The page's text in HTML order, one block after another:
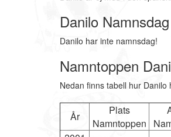
Danilo
Danilo har inte namnsdag!
Namntoppen
Nedan finns tabell hur
År
Plats
Namntoppen